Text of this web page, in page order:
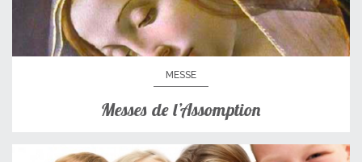
MESSE
Messes de l’Assomption